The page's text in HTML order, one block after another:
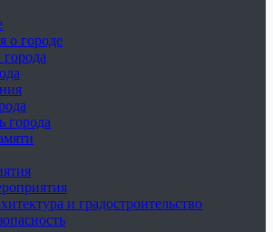
о городе
города
и градостроительство